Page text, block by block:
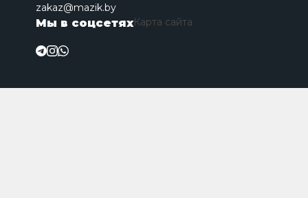
zakaz@mazik.by
Мы в соцсетяхКарта сайта